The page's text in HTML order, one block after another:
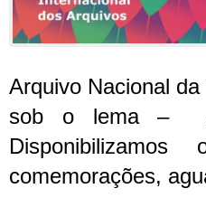
Arquivo Nacional
sob o lema –
comemorações,